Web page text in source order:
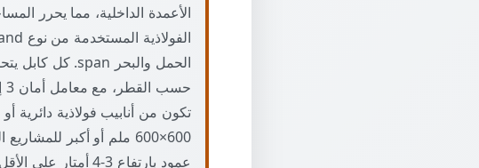
الأعمدة الداخلية، مما يحرر